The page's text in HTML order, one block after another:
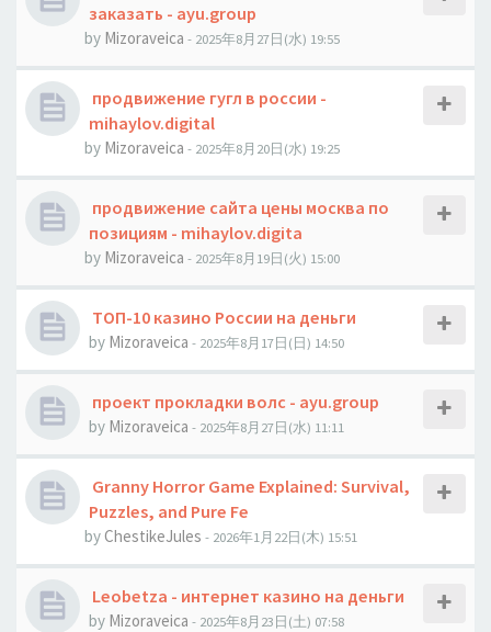
заказать - ayu.group
by Mizoraveica - 2025年8月27日(水) 19:55
продвижение гугл в россии -
mihaylov.digital
by Mizoraveica - 2025年8月20日(水) 19:25
продвижение сайта цены москва по
позициям - mihaylov.digita
by Mizoraveica - 2025年8月19日(火) 15:00
ТОП-10 казино России на деньги
by Mizoraveica - 2025年8月17日(日) 14:50
проект прокладки волс - ayu.group
by Mizoraveica - 2025年8月27日(水) 11:11
Granny Horror Game Explained: Survival,
Puzzles, and Pure Fe
byChestikeJules - 2026年1月22日(木) 15:51
Leobetza - интернет казино на деньги
by Mizoraveica - 2025年8月23日(土) 07:58